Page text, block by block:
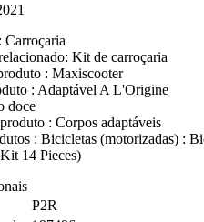
Carroçaria
Kit de carroçaria
: Maxiscooter
: Adaptável A L'Origine
doce
: Corpos adaptáveis
: Bicicletas (motorizadas) :
14 Pieces)
P2R